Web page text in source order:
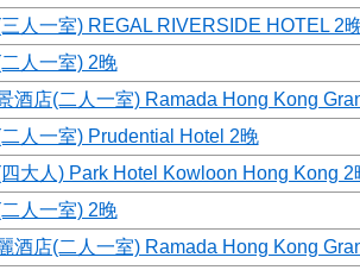
人一室) REGAL RIVERSIDE HOTEL 2
人一室) 2晚
酒店(二人一室) Ramada Hong Kong
人一室) Prudential Hotel 2晚
大人) Park Hotel Kowloon Hong Kong 2
人一室) 2晚
酒店(二人一室) Ramada Hong Kong